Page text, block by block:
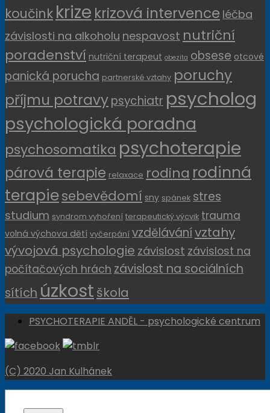
koučink krize krizová intervence léčba
závislosti na alkoholu nespavost nutriční
poradenství nutriční terapeut obezita obsese otcové
panická porucha partnerské vztahy poruchy
příjmu potravypsychiatr psycholog
psychologická poradna
psychosomatika psychoterapie
párová terapie relaxace rodina rodinná
terapiesebevědomí sny spánek stres
studium syndrom vyhoření terapeutický výcvik trauma
volná výchova dětí vyčerpání vzdělávánívztahy
vývojová psychologie závislost závislost na
počítačových hrách závislost na sociálních
sítích úzkost škola
PSYCHOTERAPIE ANDĚL - psychologické centrum
(C) 2020 Jan Kulhánek